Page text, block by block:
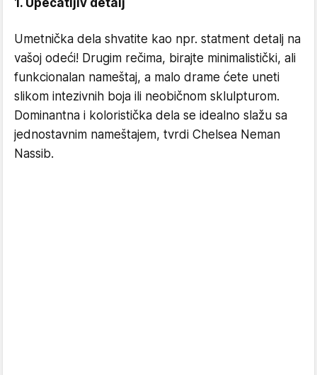
Umetnička dela shvatite kao npr. statment detalj na
vašoj odeći! Drugim rečima, birajte minimalistički, ali
funkcionalan nameštaj, a malo drame ćete uneti
slikom intezivnih boja ili neobičnom sklulpturom.
Dominantna i koloristička dela se idealno slažu sa
jednostavnim nameštajem, tvrdi Chelsea Neman
Nassib.